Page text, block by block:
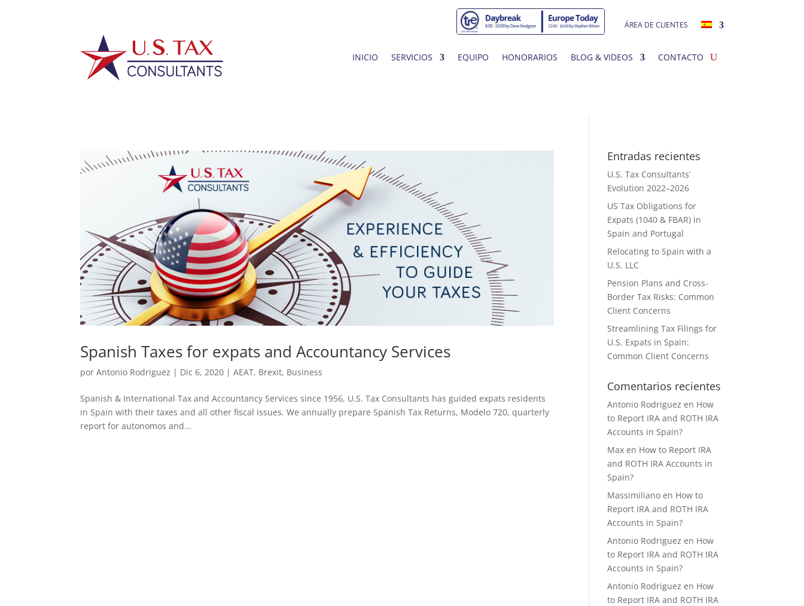
ÁREA DE CLIENTES
INICIO SERVICIOS EQUIPO HONORARIOS BLOG & VIDEOS CONTACTO
Spanish Taxes for expats and Accountancy Services
porAntonio Rodriguez | Dic 6, 2020 |AEAT, Brexit, Business
Spanish & International Tax and Accountancy Services since 1956, U.S. Tax Consultants has guided expats residents
in Spain with their taxes and all other fiscal issues. We annually prepare Spanish Tax Returns, Modelo 720, quarterly
report for autonomos and...
Entradas recientes
U.S. Tax Consultants’
Evolution 2022–2026
US Tax Obligations for
Expats (1040 & FBAR) in
Spain and Portugal
Relocating to Spain with a
U.S. LLC
Pension Plans and Cross-
Border Tax Risks: Common
Client Concerns
Streamlining Tax Filings for
U.S. Expats in Spain:
Common Client Concerns
Comentarios recientes
Antonio Rodriguez en How
to Report IRA and ROTH IRA
Accounts in Spain?
Max en How to Report IRA
and ROTH IRA Accounts in
Spain?
Massimiliano en How to
Report IRA and ROTH IRA
Accounts in Spain?
Antonio Rodriguez en How
to Report IRA and ROTH IRA
Accounts in Spain?
Antonio Rodriguez en How
to Report IRA and ROTH IRA